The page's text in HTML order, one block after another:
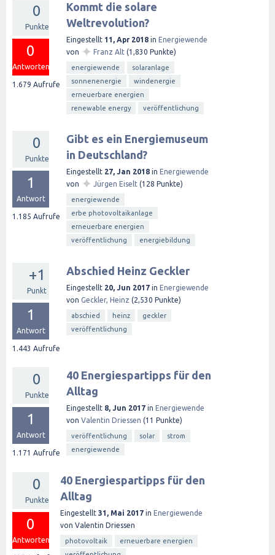
0
Punkte
0
Antworten
1.679 Aufrufe
Kommt die solare
Weltrevolution?
Eingestellt 11, Apr 2018 in Energiewende
von ✦ Franz Alt (1,830 Punkte)
energiewende
solaranlage
sonnenenergie
windenergie
erneuerbare energien
renewable energy
veröffentlichung
0
Punkte
1
Antwort
1.185 Aufrufe
Gibt es ein Energiemuseum
in Deutschland?
Eingestellt 27, Jan 2018 in Energiewende
von ✦ Jürgen Eiselt (128 Punkte)
energiewende
erbe photovoltaikanlage
erneuerbare energien
veröffentlichung
energiebildung
+1
Punkt
1
Antwort
1.443 Aufrufe
Abschied Heinz Geckler
Eingestellt 20, Jun 2017 in Energiewende
von Geckler, Heinz (2,530 Punkte)
abschied heinz
geckler
veröffentlichung
0
Punkte
1
Antwort
1.171 Aufrufe
40 Energiespartipps für den
Alltag
Eingestellt 8, Jun 2017 in Energiewende
von Valentin Driessen (11 Punkte)
veröffentlichung solar
strom
energiewende
0
Punkte
0
Antworten
40 Energiespartipps für den
Alltag
Eingestellt 31, Mai 2017 in Energiewende
von Valentin Driessen
photovoltaik
erneuerbare energien